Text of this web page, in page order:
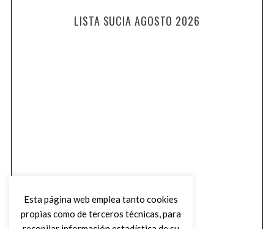
LISTA SUCIA AGOSTO 2026
Esta página web emplea tanto cookies
propias como de terceros técnicas, para